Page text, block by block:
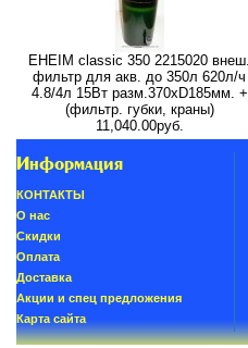
EHEIM classic 350 2215020 внеш.
фильтр для акв. до 350л 620л/ч
4.8/4л 15Вт разм.370хD185мм. +
(фильтр. губки, краны)
11,040.00руб.
Информация
КОНТАКТЫ
О нас
Скидки
Oплатa
Доставка
Акции и спец предложения
Карта сайта